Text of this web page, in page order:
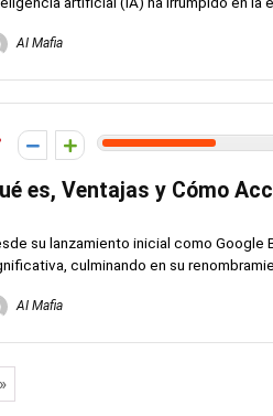
AI Mafia
es, Ventajas y Cómo
su lanzamiento inicial como Google
culminando en su
AI Mafia